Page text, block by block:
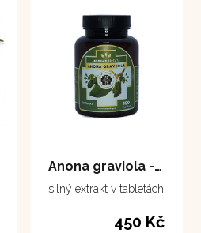
Anona graviola - tablety 100 tablet
silný extrakt v tabletách
450 Kč